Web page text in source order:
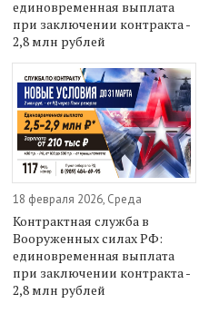
единовременная выплата
при заключении контракта -
2,8 млн рублей
18 февраля 2026, Среда
Контрактная служба в
Вооруженных силах РФ:
единовременная выплата
при заключении контракта -
2,8 млн рублей